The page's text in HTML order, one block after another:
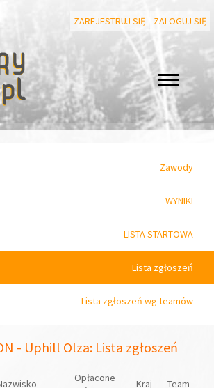
ZAREJESTRUJ SIĘ ZALOGUJ SIĘ
Zawody
WYNIKI
LISTA STARTOWA
Lista zgłoszeń
Lista zgłoszeń wg teamów
- Uphill Olza: Lista zgłoszeń
Opłacone
Kraj Team